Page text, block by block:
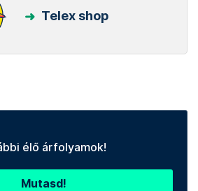
Telex shop
élő árfolyamok!
Mutasd!